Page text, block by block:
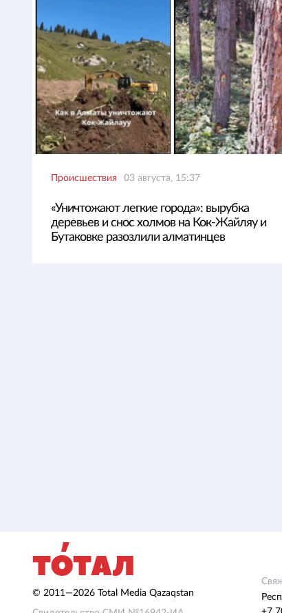
Происшествия 03 августа, 15:37
«Уничтожают легкие города»: вырубка
деревьев и снос холмов на Кок-Жайляу и
Бутаковке разозлили алматинцев
© 2011—2026 Total Media Qazaqstan